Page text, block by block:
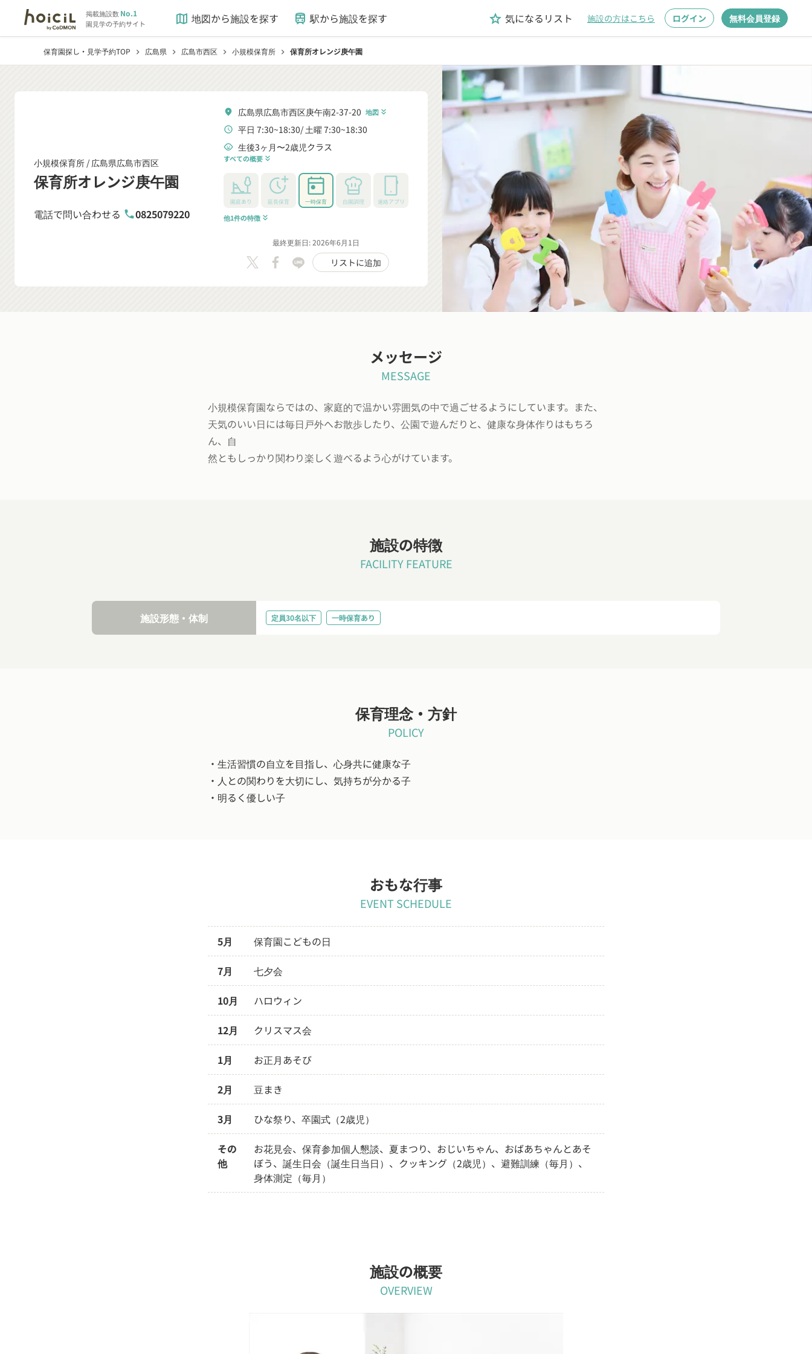
掲載施設数No.1
園見学の予約サイト map 地図から施設を探す train 駅から施設を探す grade 気になるリスト 施設の方はこちら ログイン 無料会員登録
保育園探し・見学予約TOP chevron_right 広島県 chevron_right 広島市西区 chevron_right 小規模保育所 chevron_right 保育所オレンジ庚午園
小規模保育所 / 広島県広島市西区
保育所オレンジ庚午園
電話で問い合わせる phone0825079220
location_on 広島県広島市西区庚午南2-37-20 地図 keyboard_double_arrow_down
schedule 平日 7:30~18:30 土曜 7:30~18:30
child_care 生後3ヶ月〜2歳児クラス
すべての概要 keyboard_double_arrow_down
園庭あり 延長保育 一時保育 自園調理 連絡アプリ
他1件の特徴 keyboard_double_arrow_down
最終更新日: 2026年6月1日
リストに追加
メッセージ
MESSAGE
小規模保育園ならではの、家庭的で温かい雰囲気の中で過ごせるようにしています。また、
天気のいい日には毎日戸外へお散歩したり、公園で遊んだりと、健康な身体作りはもちろ
ん、自
然ともしっかり関わり楽しく遊べるよう心がけています。
施設の特徴
FACILITY FEATURE
施設形態・体制 定員30名以下 一時保育あり
保育理念・方針
POLICY
・生活習慣の自立を目指し、心身共に健康な子
・人との関わりを大切にし、気持ちが分かる子
・明るく優しい子
おもな行事
EVENT SCHEDULE
5月 保育園こどもの日
7月 七夕会
10月 ハロウィン
12月 クリスマス会
1月 お正月あそび
2月 豆まき
3月 ひな祭り、卒園式（2歳児）
その
他
お花見会、保育参加個人懇談、夏まつり、おじいちゃん、おばあちゃんとあそ
ぼう、誕生日会（誕生日当日）、クッキング（2歳児）、避難訓練（毎月）、
身体測定（毎月）
施設の概要
OVERVIEW